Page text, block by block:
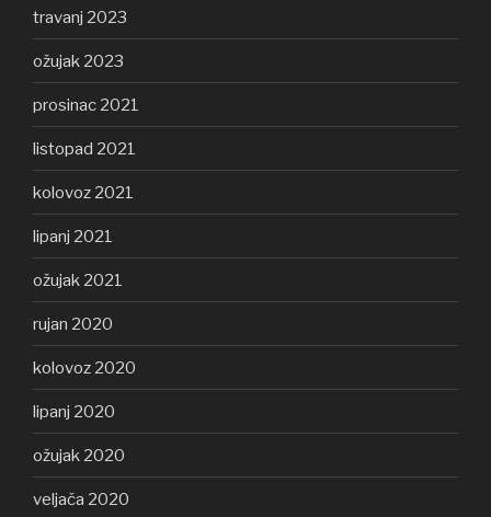
travanj 2023
ožujak 2023
prosinac 2021
listopad 2021
kolovoz 2021
lipanj 2021
ožujak 2021
rujan 2020
kolovoz 2020
lipanj 2020
ožujak 2020
veljača 2020